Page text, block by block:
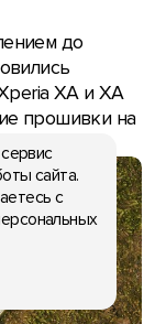
до
XA и XA
прошивки на
сайта.
с